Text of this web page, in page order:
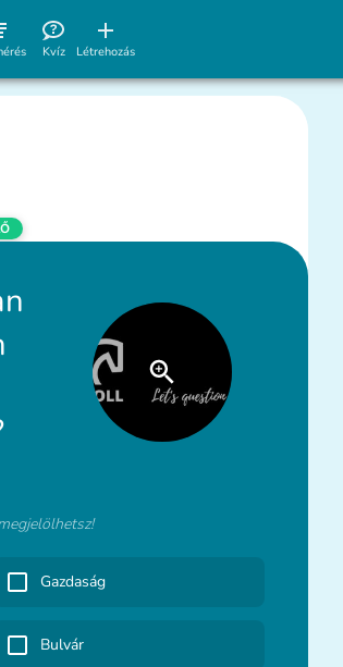
Kvíz Létrehozás
Gazdaság
Bulvár